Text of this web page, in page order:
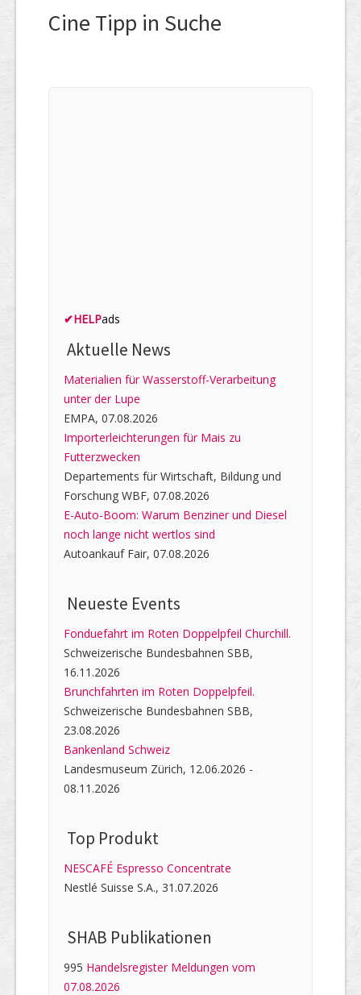
Cine Tipp in Suche
✔HELPads
Aktuelle News
Materialien für Wasserstoff-Verarbeitung
unter der Lupe
EMPA, 07.08.2026
Importerleichterungen für Mais zu
Futterzwecken
Departements für Wirtschaft, Bildung und
Forschung WBF, 07.08.2026
E-Auto-Boom: Warum Benziner und Diesel
noch lange nicht wertlos sind
Autoankauf Fair, 07.08.2026
Neueste Events
Fonduefahrt im Roten Doppelpfeil Churchill.
Schweizerische Bundesbahnen SBB,
16.11.2026
Brunchfahrten im Roten Doppelpfeil.
Schweizerische Bundesbahnen SBB,
23.08.2026
Bankenland Schweiz
Landesmuseum Zürich, 12.06.2026 -
08.11.2026
Top Produkt
NESCAFÉ Espresso Concentrate
Nestlé Suisse S.A., 31.07.2026
SHAB Publi­kati­onen
995 Handelsregister Meldungen vom
07.08.2026